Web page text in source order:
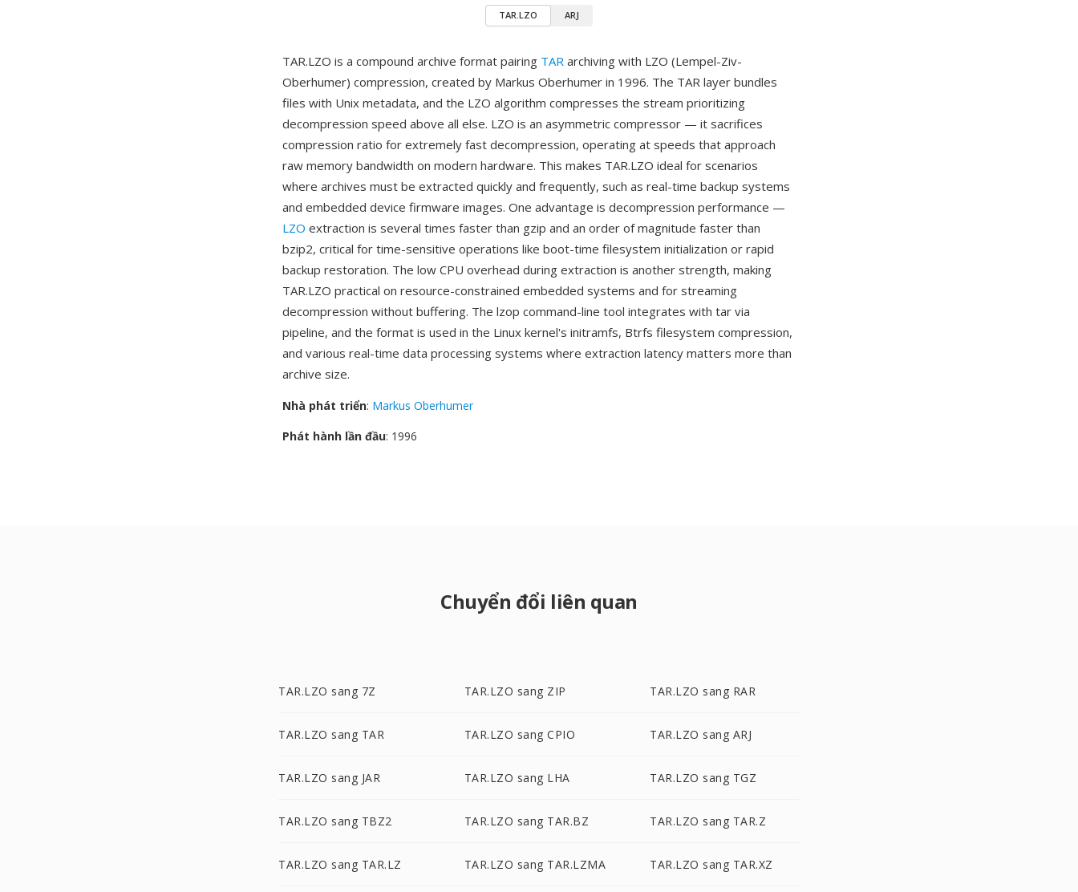
TAR.LZO ARJ
TAR.LZO is a compound archive format pairing TAR archiving with LZO (Lempel-Ziv-
Oberhumer) compression, created by Markus Oberhumer in 1996. The TAR layer bundles
files with Unix metadata, and the LZO algorithm compresses the stream prioritizing
decompression speed above all else. LZO is an asymmetric compressor — it sacrifices
compression ratio for extremely fast decompression, operating at speeds that approach
raw memory bandwidth on modern hardware. This makes TAR.LZO ideal for scenarios
where archives must be extracted quickly and frequently, such as real-time backup systems
and embedded device firmware images. One advantage is decompression performance —
LZO extraction is several times faster than gzip and an order of magnitude faster than
bzip2, critical for time-sensitive operations like boot-time filesystem initialization or rapid
backup restoration. The low CPU overhead during extraction is another strength, making
TAR.LZO practical on resource-constrained embedded systems and for streaming
decompression without buffering. The lzop command-line tool integrates with tar via
pipeline, and the format is used in the Linux kernel's initramfs, Btrfs filesystem compression,
and various real-time data processing systems where extraction latency matters more than
archive size.
Nhà phát triển: Markus Oberhumer
Phát hành lần đầu: 1996
Chuyển đổi liên quan
TAR.LZO sang 7Z TAR.LZO sang ZIP TAR.LZO sang RAR
TAR.LZO sang TAR TAR.LZO sang CPIO TAR.LZO sang ARJ
TAR.LZO sang JAR TAR.LZO sang LHA TAR.LZO sang TGZ
TAR.LZO sang TBZ2 TAR.LZO sang TAR.BZ TAR.LZO sang TAR.Z
TAR.LZO sang TAR.LZ TAR.LZO sang TAR.LZMA TAR.LZO sang TAR.XZ